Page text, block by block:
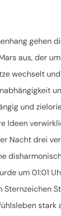
gehen
aus, der
wechselt
und
Ideen
Nacht drei
um 01:01
Sternzeichen
stark